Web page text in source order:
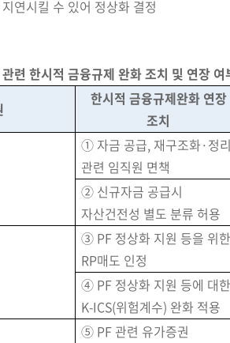
연시킬 수 있어 정상화 결정
련 한시적 금융규제 완화 조치 및 연장 여
한시적 금융규제완화 연장
조치
① 자금 공급, 재구조화·정
관련 임직원 면책
② 신규자금 공급시
자산건전성 별도 분류 허용
③ PF 정상화 지원 등을 위한
RP매도 인정
④ PF 정상화 지원 등에 대한
K-ICS(위험계수) 완화 적용
⑤ PF 관련 유가증권